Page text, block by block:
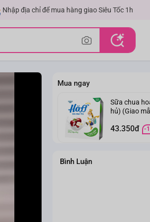
Nhập địa chỉ để mua hàng giao Siêu Tốc 1h
Mua ngay
Sữa chua
hủ) (Giao
43.350đ -
Bình Luận